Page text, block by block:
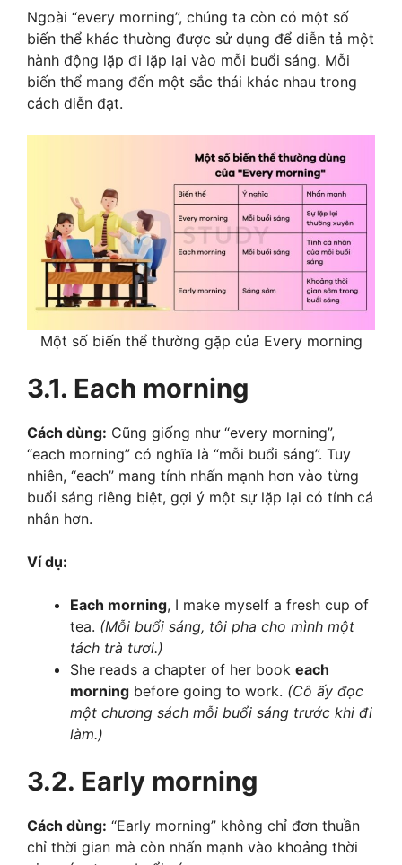
Ngoài “every morning”, chúng ta còn có một số
biến thể khác thường được sử dụng để diễn tả một
hành động lặp đi lặp lại vào mỗi buổi sáng. Mỗi
biến thể mang đến một sắc thái khác nhau trong
cách diễn đạt.
Một số biến thể thường gặp của Every morning
3.1. Each morning
Cách dùng: Cũng giống như “every morning”,
“each morning” có nghĩa là “mỗi buổi sáng”. Tuy
nhiên, “each” mang tính nhấn mạnh hơn vào từng
buổi sáng riêng biệt, gợi ý một sự lặp lại có tính cá
nhân hơn.
Ví dụ:
Each morning, I make myself a fresh cup of
tea. (Mỗi buổi sáng, tôi pha cho mình một
tách trà tươi.)
She reads a chapter of her book each
morning before going to work. (Cô ấy đọc
một chương sách mỗi buổi sáng trước khi đi
làm.)
3.2. Early morning
Cách dùng: “Early morning” không chỉ đơn thuần
chỉ thời gian mà còn nhấn mạnh vào khoảng thời